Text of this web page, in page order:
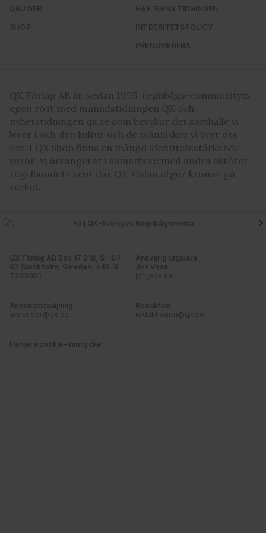
QRUISER
SHOP
HÄR FINNS TIDNINGEN
INTEGRITETSPOLICY
PRENUMERERA
QX Förlag AB är, sedan 1995, regnbågs-communityts
egen röst med månadstidningen QX och
nyhetstidningen qx.se som bevakar det samhälle vi
lever i och den kultur och de människor vi bryr oss
om. I QX Shop finns en mängd identitetsstärkande
varor. Vi arrangerar i samarbete med andra aktörer
regelbundet event där QX-Galan utgör kronan på
verket.
Följ QX-Sveriges Regnbågsmedia
QX Förlag AB Box 17 218, S-104
62 Stockholm, Sweden. +46-8
7203001
Ansvarig utgivare
Jon Voss
jon@qx.se
Annonsförsäljning
annonser@qx.se
Redaktion
redaktionen@qx.se
Hantera cookie-samtycke